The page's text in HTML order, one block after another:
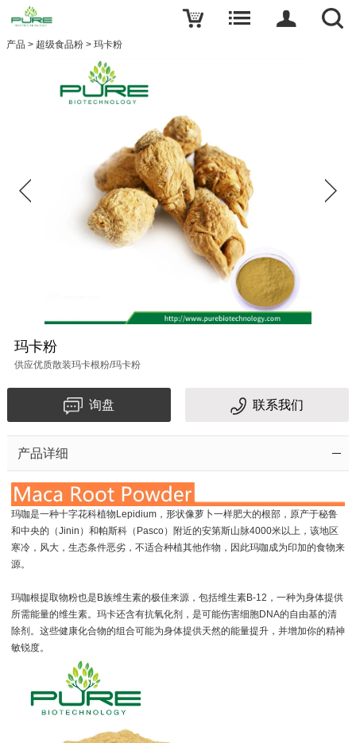
产品 > 超级食品粉 > 玛卡粉
玛卡粉
供应优质散装玛卡根粉/玛卡粉
询盘 联系我们
产品详细
玛咖是一种十字花科植物Lepidium，形状像萝卜一样肥大的根部，原产于秘鲁
和中央的（Jinin）和帕斯科（Pasco）附近的安第斯山脉4000米以上，该地区
寒冷，风大，生态条件恶劣，不适合种植其他作物，因此玛咖成为印加的食物来
源。
玛咖根提取物粉也是B族维生素的极佳来源，包括维生素B-12，一种为身体提供
所需能量的维生素。玛卡还含有抗氧化剂，是可能伤害细胞DNA的自由基的清
除剂。这些健康化合物的组合可能为身体提供天然的能量提升，并增加你的精神
敏锐度。